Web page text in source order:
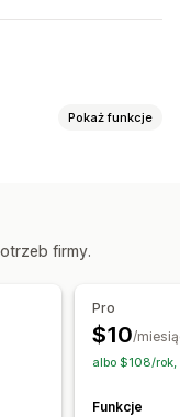
Pokaż funkcje
specific
firmy.
Pro
$10/
albo $108/rok,
Funkcje